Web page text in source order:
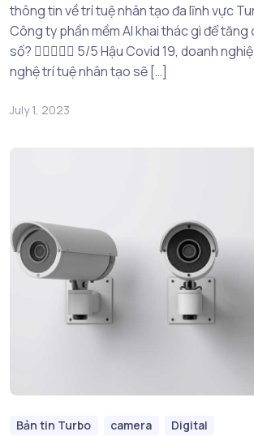
thông tin về trí tuệ nhân tạo đa lĩnh vực
Công ty phần mềm AI khai thác gì để tăng
số?  5/5 Hậu Covid 19, doanh
nghệ trí tuệ nhân tạo sẽ […]
July 1, 2023
Bản tin Turbo camera Digital